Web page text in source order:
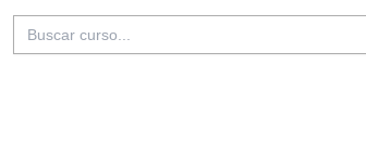
Buscar: